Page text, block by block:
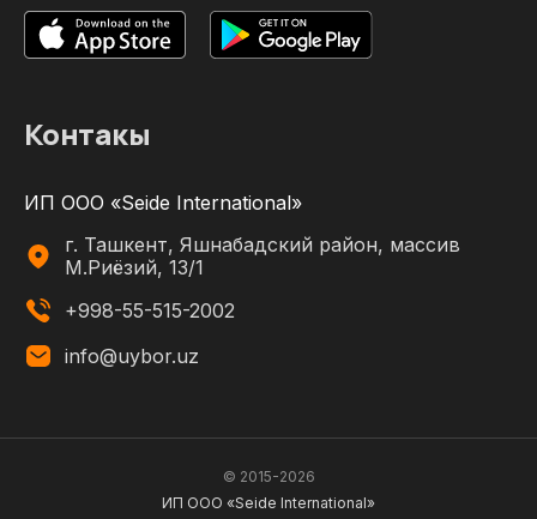
Контакы
ИП ООО «Seide International»
г. Ташкент, Яшнабадский район, массив
М.Риёзий, 13/1
+998-55-515-2002
info@uybor.uz
© 2015-2026
ИП ООО «Seide International»